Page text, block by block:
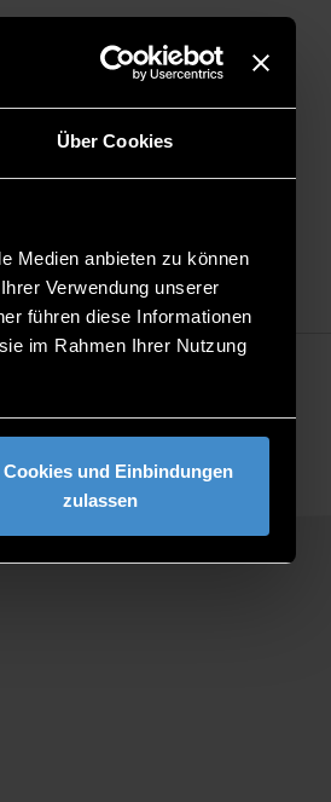
Über Cookies
Medien anbieten zu können
Verwendung unserer
führen diese Informationen
im Rahmen Ihrer Nutzung
Cookies und Einbindungen
zulassen